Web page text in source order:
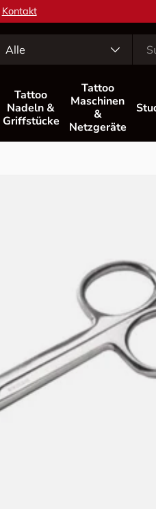
Kontakt
Alle
Tattoo
Nadeln &
Griffstücke
Tattoo
Maschinen
&
Netzgeräte